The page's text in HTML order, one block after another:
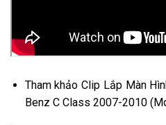
Tham khảo Clip Lắp Màn
Benz C Class 2007-2010